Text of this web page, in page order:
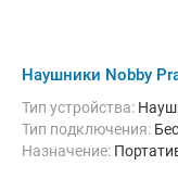
Наушники Nobby
Тип устройства:
Тип подключения:
Назначение: